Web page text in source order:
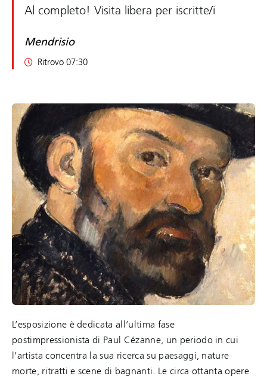
Al completo! Visita libera per iscritte/i
Mendrisio
Ritrovo 07:30
L’esposizione è dedicata all’ultima fase
postimpressionista di Paul Cézanne, un periodo in cui
l’artista concentra la sua ricerca su paesaggi, nature
morte, ritratti e scene di bagnanti. Le circa ottanta opere